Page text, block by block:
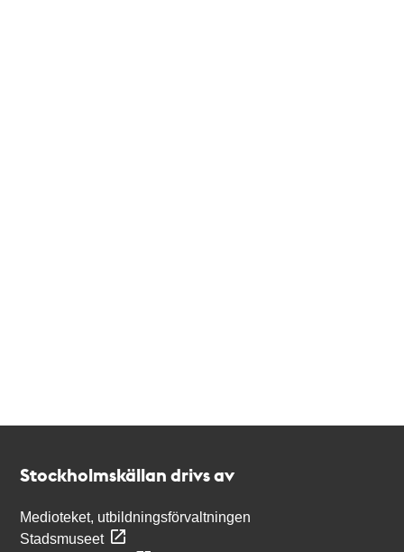
Stockholmskällan drivs av
Medioteket, utbildningsförvaltningen
Stadsmuseet